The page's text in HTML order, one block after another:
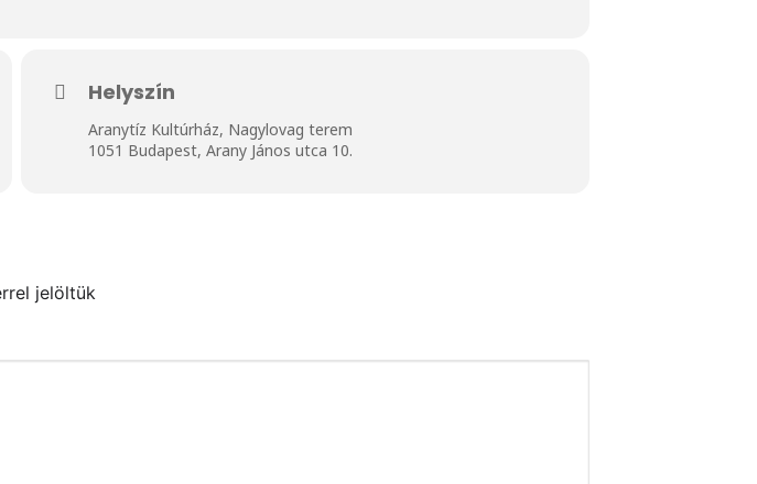
Helyszín
Aranytíz Kultúrház, Nagylovag terem
1051 Budapest, Arany János utca 10.
jelöltük